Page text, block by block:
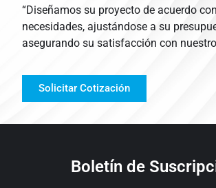
“Diseñamos su proyecto de acuerdo
necesidades, ajustándose a su
asegurando su satisfacción con
Solicitar Cotización
Boletín de